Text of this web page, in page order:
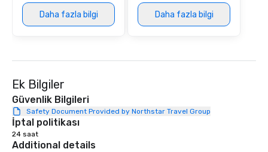
Daha fazla bilgi Daha fazla bilgi
Ek Bilgiler
Güvenlik Bilgileri
Safety Document Provided by Northstar Travel Group
İptal politikası
24 saat
Additional details